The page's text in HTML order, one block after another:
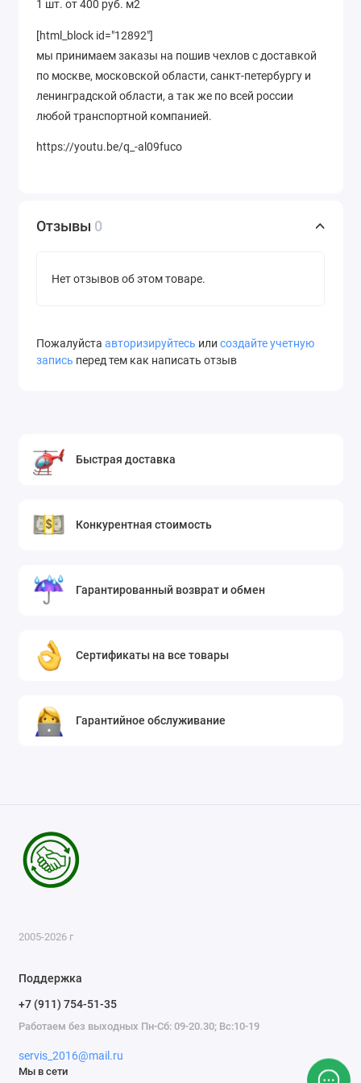
1 шт. от 400 руб. м2
[html_block id="12892"]
мы принимаем заказы на пошив чехлов с доставкой
по москве, московской области, санкт-петербургу и
ленинградской области, а так же по всей россии
любой транспортной компанией.
https://youtu.be/q_-al09fuco
Отзывы 0
Нет отзывов об этом товаре.
Пожалуйста авторизируйтесь или создайте учетную
запись перед тем как написать отзыв
Быстрая доставка
Конкурентная стоимость
Гарантированный возврат и обмен
Сертификаты на все товары
Гарантийное обслуживание
2005-2026 г
Поддержка
+7 (911) 754-51-35
Работаем без выходных Пн-Сб: 09-20.30; Вс:10-19
servis_2016@mail.ru
Мы в сети